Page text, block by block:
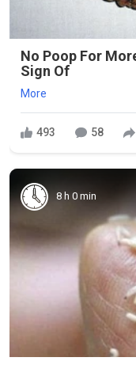
No Poop For
Sign Of
More
493 58
8 h 0 min